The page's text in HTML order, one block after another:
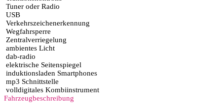
Tuner oder Radio
USB
Verkehrszeichenerkennung
Wegfahrsperre
Zentralverriegelung
ambientes Licht
dab-radio
elektrische Seitenspiegel
induktionsladen Smartphones
mp3 Schnittstelle
volldigitales Kombiinstrument
Fahrzeugbeschreibung